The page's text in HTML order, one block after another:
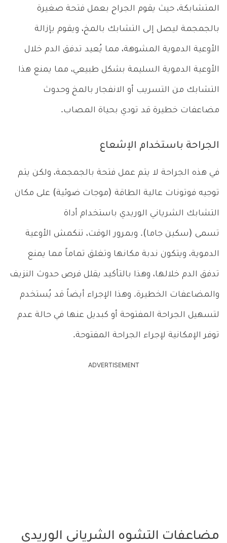
المتشابكة، حيث يقوم الجراح بعمل فتحة صغيرة
بالجمجمة ليصل إلى التشابك بالمخ، ويقوم بإزالة
الأوعية الدموية المشوهة، مما يُعيد تدفق الدم خلال
الأوعية الدموية السليمة بشكل طبيعي، مما يمنع هذا
التشابك من التسريب أو الانفجار بالمخ وحدوث
مضاعفات خطيرة قد تودي بحياة المصاب.
الجراحة باستخدام الإشعاع
في هذه الجراحة لا يتم عمل فتحة بالجمجمة، ولكن يتم
توجيه فوتونات عالية الطاقة (موجات ضوئية) على مكان
التشابك الشرياني الوريدي باستخدام أداة
تسمى (سكين جاما). وبمرور الوقت، تنكمش الأوعية
الدموية، ويتكون ندبة مكانها وتغلق تماماً مما يمنع
تدفق الدم خلالها، وهذا بالتأكيد يقلل فرص حدوث النزيف
والمضاعفات الخطيرة. وهذا الإجراء أيضاً قد يُستخدم
لتسهيل الجراحة المفتوحة أو كبديل عنها في حالة عدم
توفر الإمكانية لإجراء الجراحة المفتوحة.
ADVERTISEMENT
مضاعفات التشوه الشرياني الوريدي